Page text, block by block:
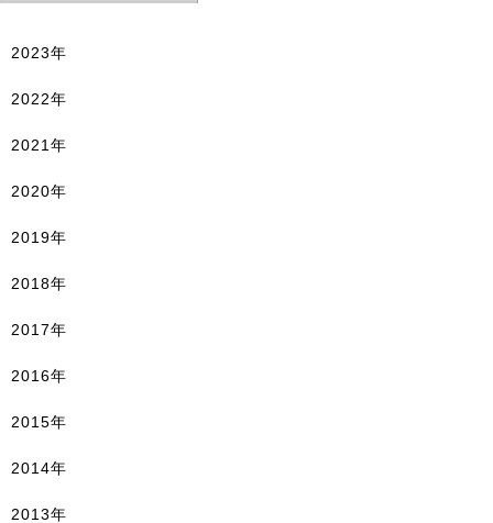
2023年
2022年
2021年
2020年
2019年
2018年
2017年
2016年
2015年
2014年
2013年